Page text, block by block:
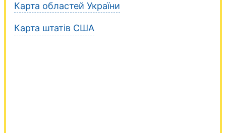
Карта областей України
Карта штатів США